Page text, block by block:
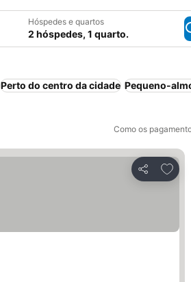
Hóspedes e quartos
2 hóspedes, 1 quarto.
Perto do centro da cidade Pequeno-
Como os
Partilhar